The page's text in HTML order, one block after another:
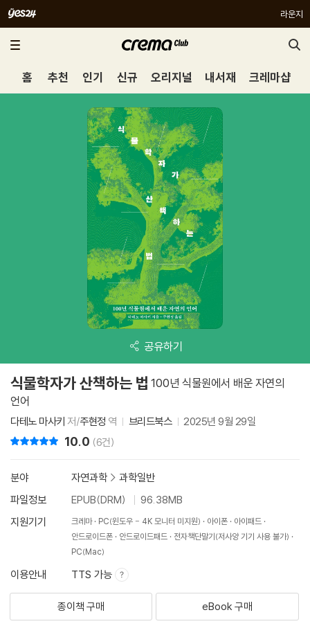
라운지
홈 추천 인기 신규 오리지널 내서재 크레마샵
공유하기
식물학자가 산책하는 법 100년 식물원에서 배운 자연의
언어
다테노 마사키 저/주현정 역 브리드북스 2025년 9월 29일
10.0 (6건)
분야 자연과학 > 과학일반
파일정보
EPUB(DRM)
96.38MB
지원기기
크레마 PC(윈도우 - 4K 모니터 미지원) 아이폰
아이패드
안드로이드폰
안드로이드패드
전자책단말기(저사양 기기 사용 불가)
PC(Mac)
이용안내 TTS 가능
종이책 구매 eBook 구매